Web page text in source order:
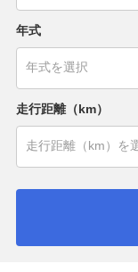
年式
走行距離（km）